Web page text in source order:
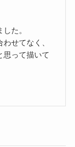
た。
せてなく、
思って描いて